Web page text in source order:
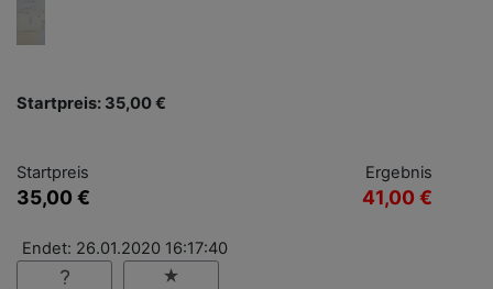
Startpreis: 35,00 €
Startpreis
35,00 €
Ergebnis
41,00 €
Endet: 26.01.2020 16:17:40